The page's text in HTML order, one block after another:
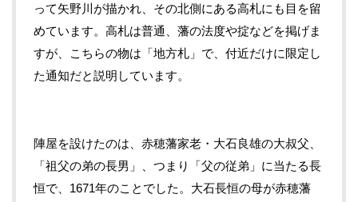
って矢野川が描かれ、その北側にある高札にも目を留
めています。高札は普通、藩の法度や掟などを掲げま
すが、こちらの物は「地方札」で、付近だけに限定し
た通知だと説明しています。
陣屋を設けたのは、赤穂藩家老・大石良雄の大叔父、
「祖父の弟の長男」、つまり「父の従弟」に当たる長
恒で、1671年のことでした。大石長恒の母が赤穂藩